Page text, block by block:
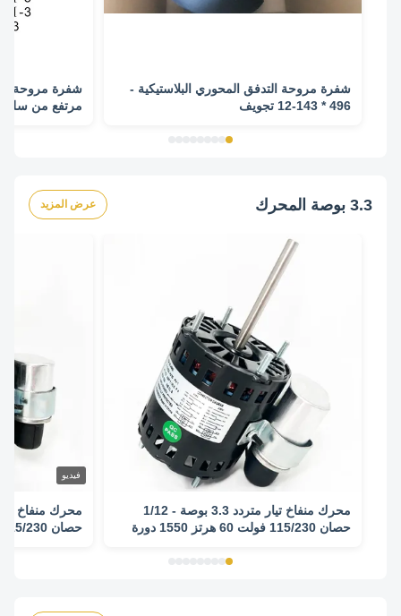
شفرة مروحة التدفق المحوري البلاستيكية -
496 * 143-12 تجويف
شفرة مروحة
3.3 بوصة المحرك عرض المزيد
محرك منفاخ تيار متردد 3.3 بوصة - 1/12
حصان 115/230 فولت 60 هرتز 1550 دورة
فيديو